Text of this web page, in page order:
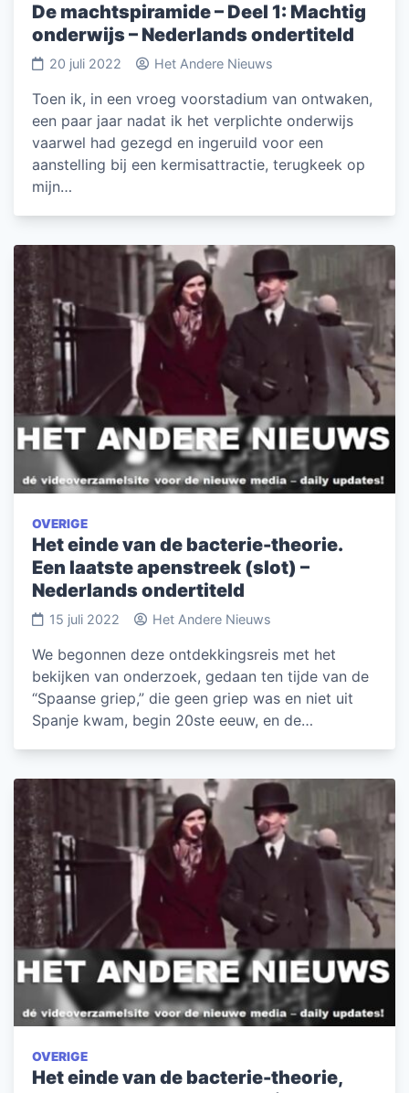
De machtspiramide – Deel 1: Machtig
onderwijs – Nederlands ondertiteld
20 juli 2022 Het Andere Nieuws
Toen ik, in een vroeg voorstadium van ontwaken,
een paar jaar nadat ik het verplichte onderwijs
vaarwel had gezegd en ingeruild voor een
aanstelling bij een kermisattractie, terugkeek op
mijn…
OVERIGE
Het einde van de bacterie-theorie.
Een laatste apenstreek (slot) –
Nederlands ondertiteld
15 juli 2022 Het Andere Nieuws
We begonnen deze ontdekkingsreis met het
bekijken van onderzoek, gedaan ten tijde van de
“Spaanse griep,” die geen griep was en niet uit
Spanje kwam, begin 20ste eeuw, en de…
OVERIGE
Het einde van de bacterie-theorie,